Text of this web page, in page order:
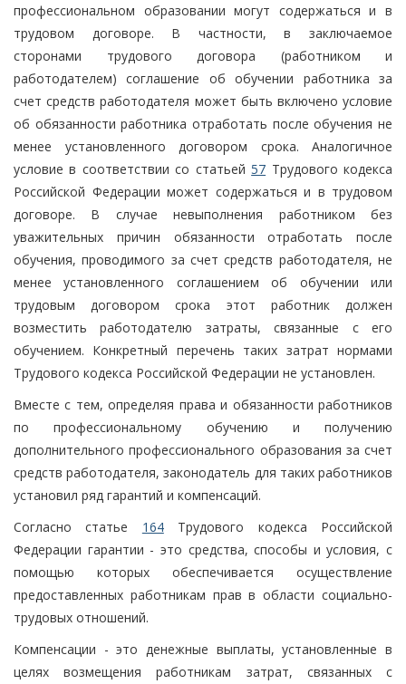
профессиональном образовании могут содержаться и в
трудовом договоре. В частности, в заключаемое
сторонами трудового договора (работником и
работодателем) соглашение об обучении работника за
счет средств работодателя может быть включено условие
об обязанности работника отработать после обучения не
менее установленного договором срока. Аналогичное
условие в соответствии со статьей57 Трудового кодекса
Российской Федерации может содержаться и в трудовом
договоре. В случае невыполнения работником без
уважительных причин обязанности отработать после
обучения, проводимого за счет средств работодателя, не
менее установленного соглашением об обучении или
трудовым договором срока этот работник должен
возместить работодателю затраты, связанные с его
обучением. Конкретный перечень таких затрат нормами
Трудового кодекса Российской Федерации не установлен.
Вместе с тем, определяя права и обязанности работников
по профессиональному обучению и получению
дополнительного профессионального образования за счет
средств работодателя, законодатель для таких работников
установил ряд гарантий и компенсаций.
Согласно статье 164Трудового кодекса Российской
Федерации гарантии - это средства, способы и условия, с
помощью которых обеспечивается осуществление
предоставленных работникам прав в области социально-
трудовых отношений.
Компенсации - это денежные выплаты, установленные в
целях возмещения работникам затрат, связанных с